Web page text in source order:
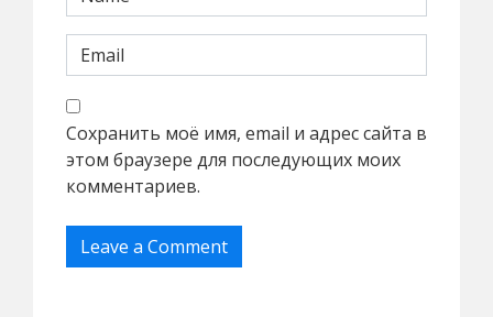
Сохранить моё имя, email и адрес сайта в
этом браузере для последующих моих
комментариев.